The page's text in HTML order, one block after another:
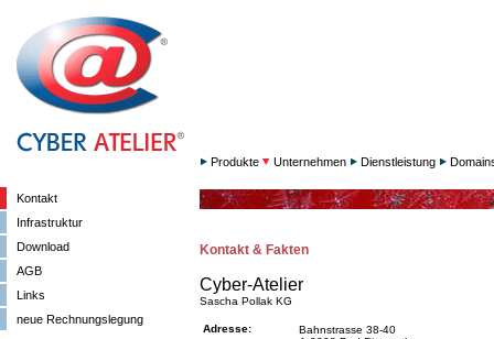
Kontakt
Infrastruktur
Download
AGB
Links
neue Rechnungslegung
Produkte Unternehmen Dienstleistung
Kontakt & Fakten
Cyber-Atelier
Sascha Pollak KG
Adresse:
Bahnstrasse 38-40